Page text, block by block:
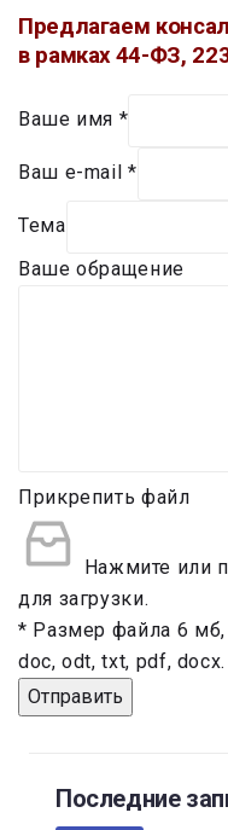
Предлагаем
в рамках 44-ФЗ,
Ваше имя *
Ваш e-mail*
Тема
Ваше обращение
Прикрепить файл
Нажмите или
для загрузки.
* Размер файла 6
doc, odt, txt, pdf, docx.
Отправить
Последние